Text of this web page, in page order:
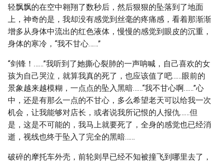
轻飘飘的在空中翱翔了数秒后，然后狠狠的坠落到了地面
上，神奇的是，我却没有感觉到丝毫的疼痛感，看着那渐渐
增多从身体中流出的红色液体，慢慢的感觉到眼皮的沉重，
身体的寒冷，“我不甘心……”
“剑锋！……”我听到了她撕心裂肺的一声呐喊，自己喜欢的女
孩为自己哭泣，就算我真的死了，也应该值了吧……眼前的
景象越来越模糊，一点点的坠入黑暗……“我不甘心啊……”心
中，还是有那么一点的不甘心，多么希望老天可以给我一次
机会，让我能够对店长，或者说我所记恨的人报仇……但
是，这是不可能的，我马上就要死了，全身的感觉也已经消
逝，视线也终于坠入了完全的黑暗……
破碎的摩托车外壳，前轮则早已经不知被撞飞到哪里去了，